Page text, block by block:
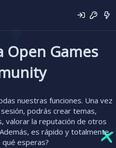
Open Games
nuestras funciones. Una vez
podrás crear temas,
valorar la reputación de otros
es rápido y totalmente
qué esperas?